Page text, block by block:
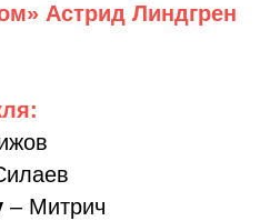
Астрид Линдгрен
– Митрич